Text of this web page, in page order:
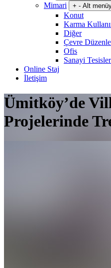
Mimari + - Alt
Konut
Karma
Diğer
Çevre
Ofis
Sanayi
Online Staj
İletişim
Ümitköy’de
Projelerinde